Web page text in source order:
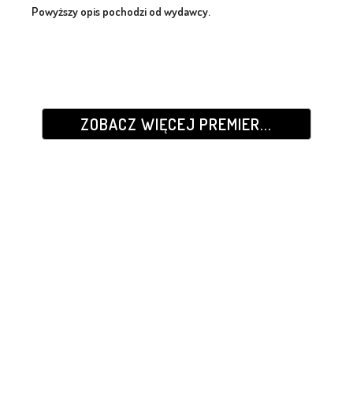
Powyższy opis pochodzi od wydawcy.
ZOBACZ WIĘCEJ PREMIER...